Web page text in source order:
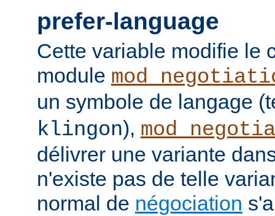
prefer-language
Cette variable modifie le
module
un symbole de langage
klingon),
délivrer une variante
n'existe pas de telle
normal de négociation